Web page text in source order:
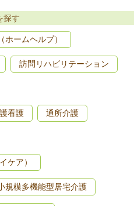
探す
ホームヘルプ）
訪問リハビリテーション
看護 通所介護
ケア）
規模多機能型居宅介護